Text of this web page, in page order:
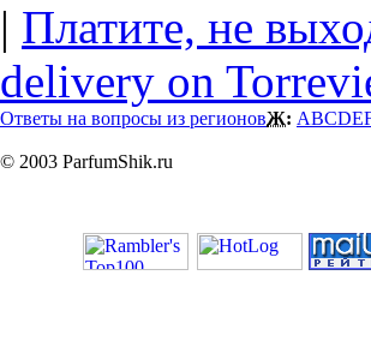
| Платите, не
delivery on
Ответы на вопросы из регионовЖ: ABCDE
© 2003 ParfumShik.ru